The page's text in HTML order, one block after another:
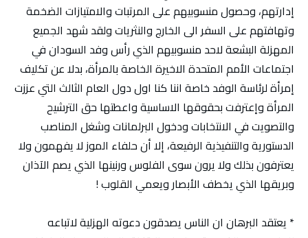
إدارتهم، وحصول منسوبيهم على المرتبات والامتيازات الضخمة
وتهافتهم على السفر الى الخارج والنثريات ولقد شهد الجميع
المهزلة البشعة لاحد منسوبيهم الذي رأس وفد السودان في
اجتماعات الأمم المتحدة الاخيرة الخاصة بالمرأة، بدلا عن تكليف
إمرأة لرئاسة الوفد خاصة اننا كنا اول دول العام الثالث التي عززت
المرأة وإعترفت بحقوقها الاساسية واعطتها حق الترشيح
والتصويت في الانتخابات ودخول البرلمانات وشغل المناصب
الدستورية والتنفيذية الرفيعة، إلا أن حلفاء الموز لا يفهمون ولا
يعترفون بذلك ولا يرون سوى الفلوس ورنينها الذي يصم الآذان
وبريقها الذي يخطف الأبصار ويعمي القلوب !
* يعتقد البرهان ان الناس يصدقون دعوته الهزلية لاتباعه